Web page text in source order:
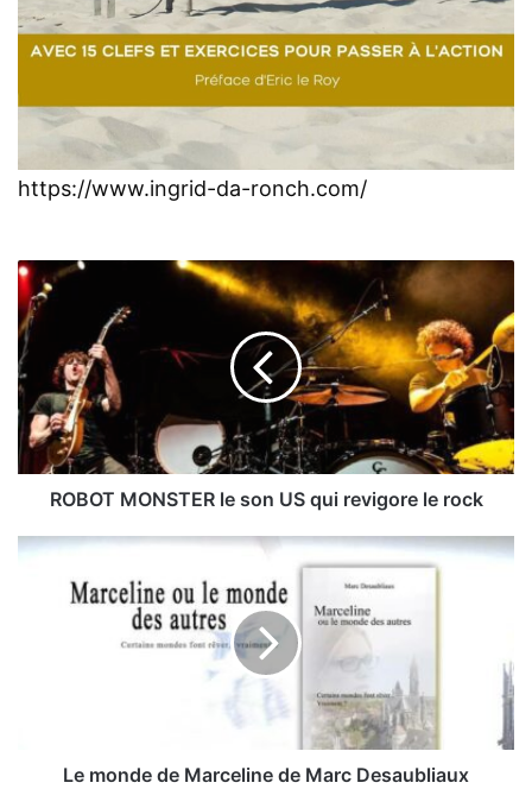
https://www.ingrid-da-ronch.com/
ROBOT
MONSTER
le
son
US
qui
revigore
le
rock
ROBOT MONSTER le son US qui revigore le rock
Le
Le monde de Marceline de Marc Desaubliaux